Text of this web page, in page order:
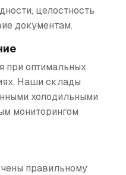
целостность
документам.
при оптимальных
Наши склады
холодильными
мониторингом
правильному